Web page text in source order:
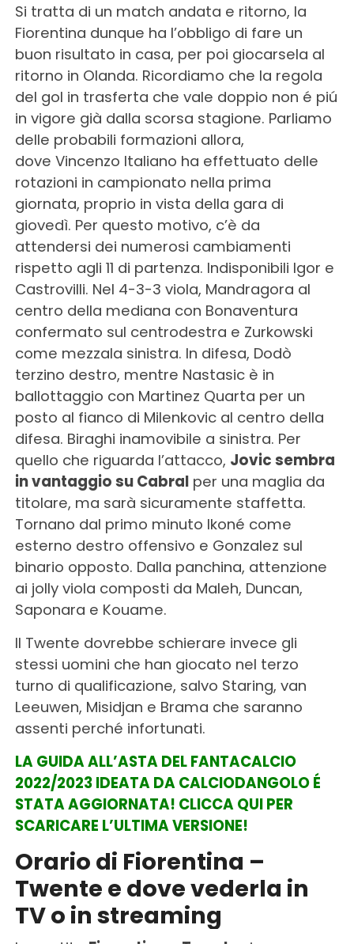
Si tratta di un match andata e ritorno, la
Fiorentina dunque ha l’obbligo di fare un
buon risultato in casa, per poi giocarsela al
ritorno in Olanda. Ricordiamo che la regola
del gol in trasferta che vale doppio non é piú
in vigore già dalla scorsa stagione. Parliamo
delle probabili formazioni allora,
dove Vincenzo Italiano ha effettuato delle
rotazioni in campionato nella prima
giornata, proprio in vista della gara di
giovedì. Per questo motivo, c’è da
attendersi dei numerosi cambiamenti
rispetto agli 11 di partenza. Indisponibili Igor e
Castrovilli. Nel 4-3-3 viola, Mandragora al
centro della mediana con Bonaventura
confermato sul centrodestra e Zurkowski
come mezzala sinistra. In difesa, Dodò
terzino destro, mentre Nastasic è in
ballottaggio con Martinez Quarta per un
posto al fianco di Milenkovic al centro della
difesa. Biraghi inamovibile a sinistra. Per
quello che riguarda l’attacco, Jovic sembra
in vantaggio su Cabralper una maglia da
titolare, ma sarà sicuramente staffetta.
Tornano dal primo minuto Ikoné come
esterno destro offensivo e Gonzalez sul
binario opposto. Dalla panchina, attenzione
ai jolly viola composti da Maleh, Duncan,
Saponara e Kouame.
Il Twente dovrebbe schierare invece gli
stessi uomini che han giocato nel terzo
turno di qualificazione, salvo Staring, van
Leeuwen, Misidjan e Brama che saranno
assenti perché infortunati.
LA GUIDA ALL’ASTA DEL FANTACALCIO
2022/2023 IDEATA DA CALCIODANGOLO É
STATA AGGIORNATA! CLICCA QUI PER
SCARICARE L’ULTIMA VERSIONE!
Orario di Fiorentina –
Twente e dove vederla in
TV o in streaming